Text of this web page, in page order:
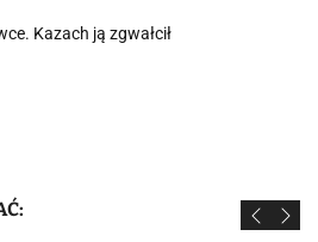
Kazach ją zgwałcił